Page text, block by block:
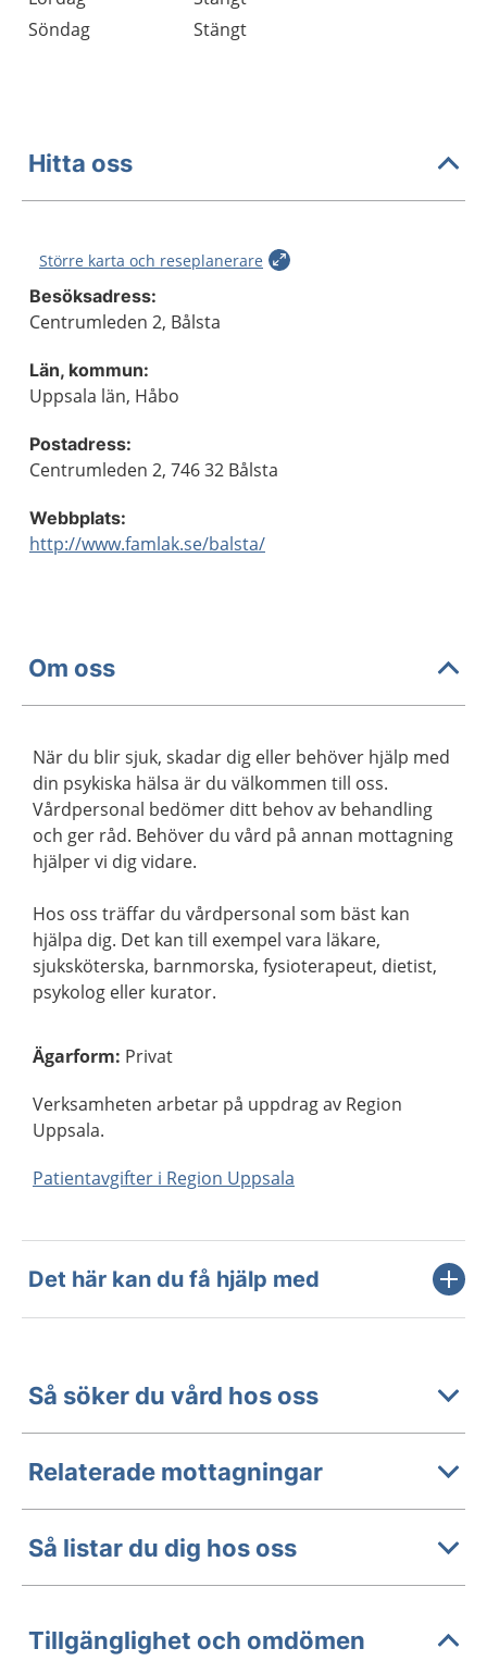
Söndag
Stängt
Hitta oss
Större karta och reseplanerare
Besöksadress:
Centrumleden 2, Bålsta
Län, kommun:
Uppsala län, Håbo
Postadress:
Centrumleden 2, 746 32 Bålsta
Webbplats:
http://www.famlak.se/balsta/
Om oss
När du blir sjuk, skadar dig eller behöver hjälp med
din psykiska hälsa är du välkommen till oss.
Vårdpersonal bedömer ditt behov av behandling
och ger råd. Behöver du vård på annan mottagning
hjälper vi dig vidare.
Hos oss träffar du vårdpersonal som bäst kan
hjälpa dig. Det kan till exempel vara läkare,
sjuksköterska, barnmorska, fysioterapeut, dietist,
psykolog eller kurator.
Ägarform: Privat
Verksamheten arbetar på uppdrag av Region
Uppsala.
Patientavgifter i Region Uppsala
Det här kan du få hjälp med
Så söker du vård hos oss
Relaterade mottagningar
Så listar du dig hos oss
Tillgänglighet och omdömen